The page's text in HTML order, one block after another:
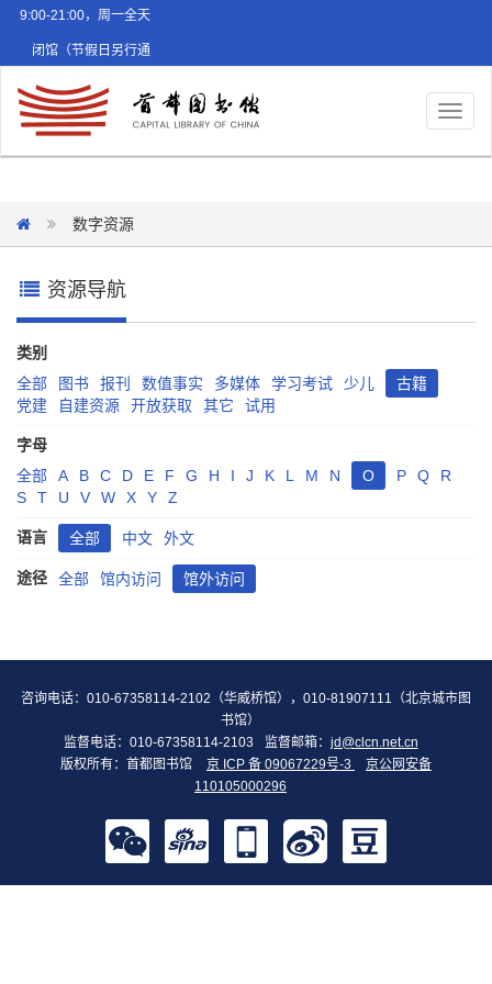
9:00-21:00，周一全天
闭馆（节假日另行通
数字资源
资源导航
类别
全部
图书 报刊 数值事实 多媒体 学习考试 少儿
古籍
党建
自建资源 开放获取 其它 试用
字母
全部
A B C D E F G H I J K L M N O P Q
R
S
T U V W X Y Z
语言 全部 中文 外文
途径 全部 馆内访问 馆外访问
咨询电话：010-67358114-2102（华威桥馆），010-81907111（北京城市图
书馆）
监督电话：010-67358114-2103
监督邮箱： jd@clcn.net.cn
版权所有：首都图书馆
京 ICP 备 09067229号-3
京公网安备
110105000296